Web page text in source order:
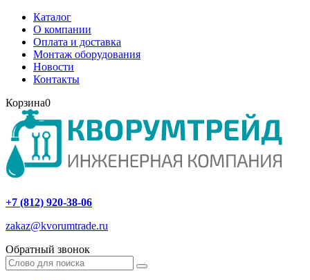
Каталог
О компании
Оплата и доставка
Монтаж оборудования
Новости
Контакты
Корзина0
+7 (812) 920-38-06
zakaz@kvorumtrade.ru
Обратный звонок